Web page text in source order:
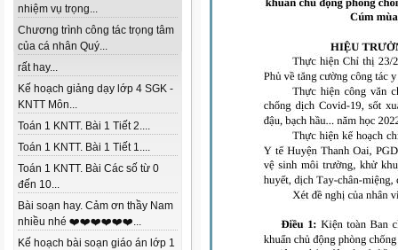
nhiệm vụ trọng...
Chương trình công tác trọng tâm
của cá nhân Quý...
rất hay...
Kế hoạch giảng dạy lớp 4 SGK -
KNTT Môn...
Toán 1 KNTT. Bài 1 Tiết 2....
Toán 1 KNTT. Bài 1 Tiết 1....
Toán 1 KNTT. Bài Các số từ 0
đến 10...
Bài soạn hay. Cảm ơn thầy Nam
nhiều nhé ❤️❤️❤️❤️❤️❤️...
Kế hoạch bài soạn giáo án lớp 1